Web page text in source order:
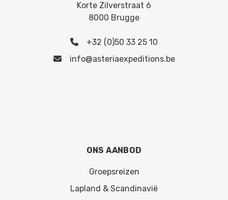
Korte Zilverstraat 6
8000 Brugge
+32 (0)50 33 25 10
info@asteriaexpeditions.be
ONS AANBOD
Groepsreizen
Lapland & Scandinavië